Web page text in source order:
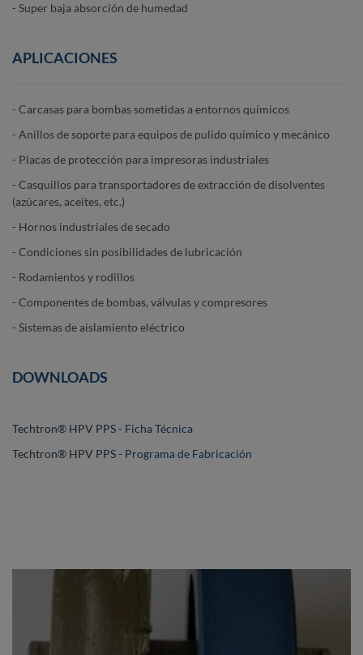
- Super baja absorción de humedad
APLICACIONES
- Carcasas para bombas sometidas a entornos químicos
- Anillos de soporte para equipos de pulido químico y mecánico
- Placas de protección para impresoras industriales
- Casquillos para transportadores de extracción de disolventes
(azúcares, aceites, etc.)
- Hornos industriales de secado
- Condiciones sin posibilidades de lubricación
- Rodamientos y rodillos
- Componentes de bombas, válvulas y compresores
- Sistemas de aislamiento eléctrico
DOWNLOADS
Techtron® HPV PPS - Ficha Técnica
Techtron® HPV PPS - Programa de Fabricación